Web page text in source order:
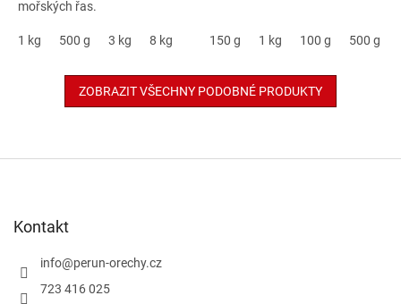
mořských řas.
1 kg 500 g 3 kg 8 kg 150 g 1 kg 100 g 500 g
ZOBRAZIT VŠECHNY PODOBNÉ PRODUKTY
Kontakt
info@perun-orechy.cz
723 416 025